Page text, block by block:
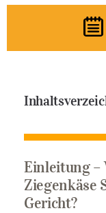
Einleitung –
Ziegenkäse
Gericht?